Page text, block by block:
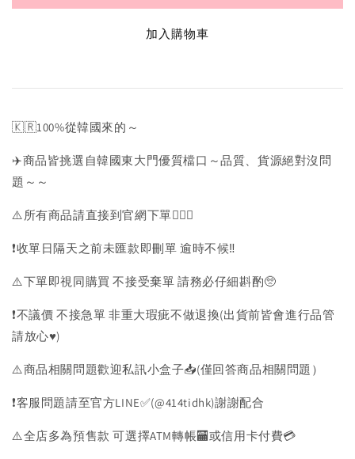
加入購物車
🇰🇷100%從韓國來的～
✈️商品皆挑選自韓國東大門優質檔口～品質、貨源絕對沒問
題～～
⚠️所有商品請直接到官網下單💁🏻‍♀️
❗️收單日隔天之前未匯款即刪單 逾時不候‼️
⚠️下單即視同購買 不接受棄單 請務必仔細斟酌🥺
❗️不議價 不接急單 非重大瑕疵不做退換(出貨前皆會進行品管
請放心♥️)
⚠️商品相關問題歡迎私訊小盒子📥(僅回答商品相關問題）
❗️客服問題請至官方LINE✅(@414tidhk)謝謝配合
⚠️全店多為預售款 可選擇ATM轉帳🏧或信用卡付費💳